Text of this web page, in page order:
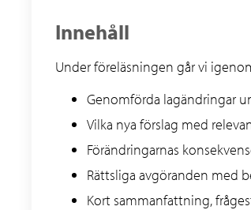
Innehåll
Under föreläsningen går vi
Genomförda lagändringar
Vilka nya förslag med
Förändringarnas
Rättsliga avgöranden med
Kort sammanfattning,